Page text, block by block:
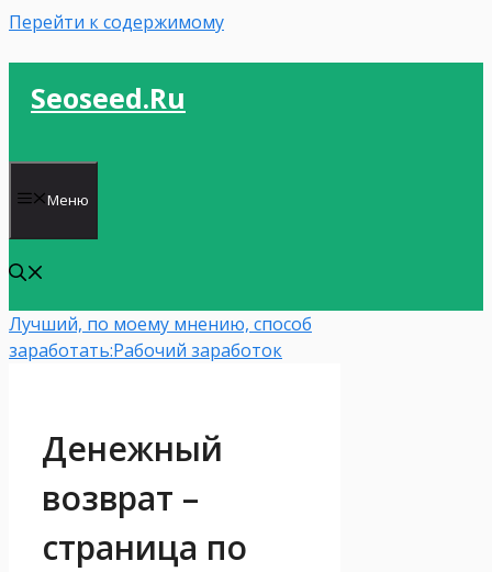
Перейти к содержимому
Seoseed.ru
Меню
Лучший, по моему мнению, способ
заработать:Рабочий заработок
Денежный
возврат –
страница по